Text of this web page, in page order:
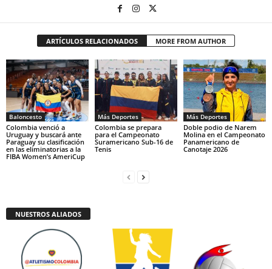
ARTÍCULOS RELACIONADOS MORE FROM AUTHOR
Baloncesto
Colombia venció a
Uruguay y buscará ante
Paraguay su clasificación
en las eliminatorias a la
FIBA Women’s AmeriCup
Más Deportes
Colombia se prepara
para el Campeonato
Suramericano Sub-16 de
Tenis
Más Deportes
Doble podio de Narem
Molina en el Campeonato
Panamericano de
Canotaje 2026
NUESTROS ALIADOS